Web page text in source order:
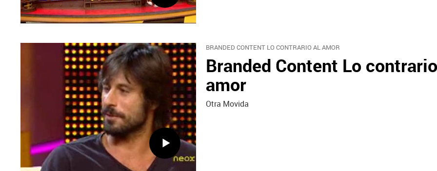
BRANDED CONTENT LO CONTRARIO AL AMOR
Branded Content Lo
amor
Otra Movida